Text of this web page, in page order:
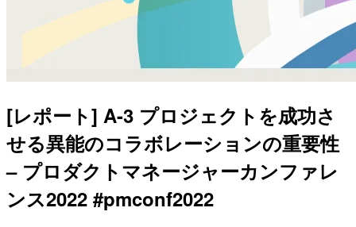
[レポート] A-3 プロジェクトを成功さ
せる異能のコラボレーションの重要性
– プロダクトマネージャーカンファレ
ンス2022 #pmconf2022